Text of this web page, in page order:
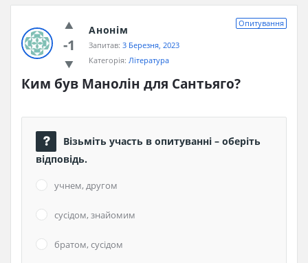
-1
Опитування
Анонім
Запитав: 3 Березня, 2023
Категорія: Література
Ким був Манолін для Сантьяго?
Візьміть участь в опитуванні – оберіть
відповідь.
учнем, другом
сусідом, знайомим
братом, сусідом